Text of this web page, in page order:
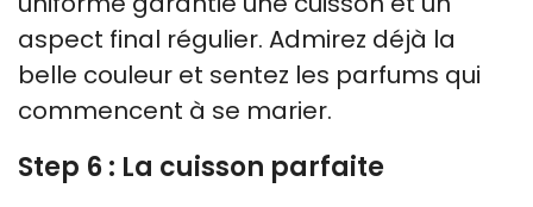
aspect final régulier. Admirez déjà la
belle couleur et sentez les parfums qui
commencent à se marier.
Step 6 : La cuisson parfaite